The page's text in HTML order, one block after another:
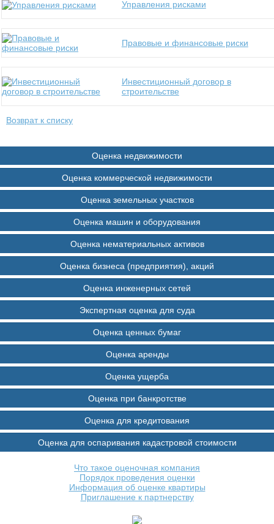
Оценка недвижимости
Оценка коммерческой недвижимости
Оценка земельных участков
Оценка машин и оборудования
Оценка нематериальных активов
Оценка бизнеса (предприятия), акций
Оценка инженерных сетей
Экспертная оценка для суда
Оценка ценных бумаг
Оценка аренды
Оценка ущерба
Оценка при банкротстве
Оценка для кредитования
Оценка для оспаривания кадастровой стоимости
Что такое оценочная компания
Порядок проведения оценки
Информация об оценке квартиры
Приглашение к партнерству
Управления рисками
Правовые и финансовые риски
Инвестиционный договор в
строительстве
Возврат к списку